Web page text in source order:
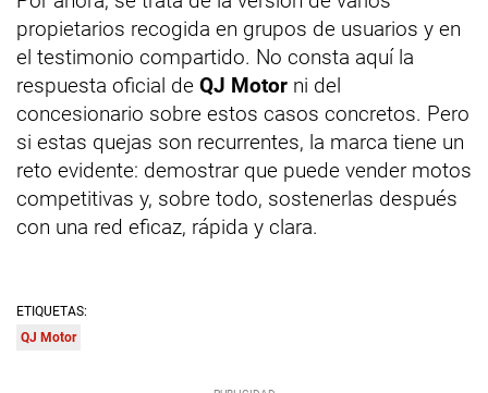
propietarios recogida en grupos de usuarios y en
el testimonio compartido. No consta aquí la
respuesta oficial de QJ Motor ni del
concesionario sobre estos casos concretos. Pero
si estas quejas son recurrentes, la marca tiene un
reto evidente: demostrar que puede vender motos
competitivas y, sobre todo, sostenerlas después
con una red eficaz, rápida y clara.
ETIQUETAS:
QJ Motor